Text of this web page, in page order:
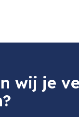
leverancier
wij je